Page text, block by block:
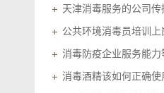
天津消毒服务的公司
公共环境消毒员培训
消毒防疫企业服务能力
消毒酒精该如何正确使